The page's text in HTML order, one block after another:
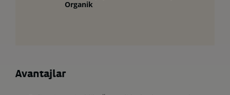
Organik
Avantajlar